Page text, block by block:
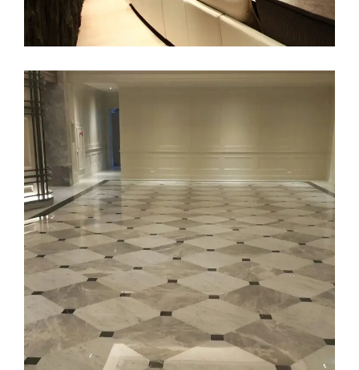
地坪工程實績
工程實績